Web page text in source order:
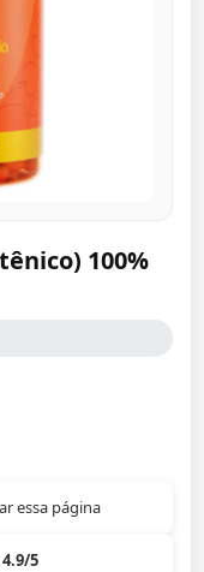
100%
essa página
4.9/5